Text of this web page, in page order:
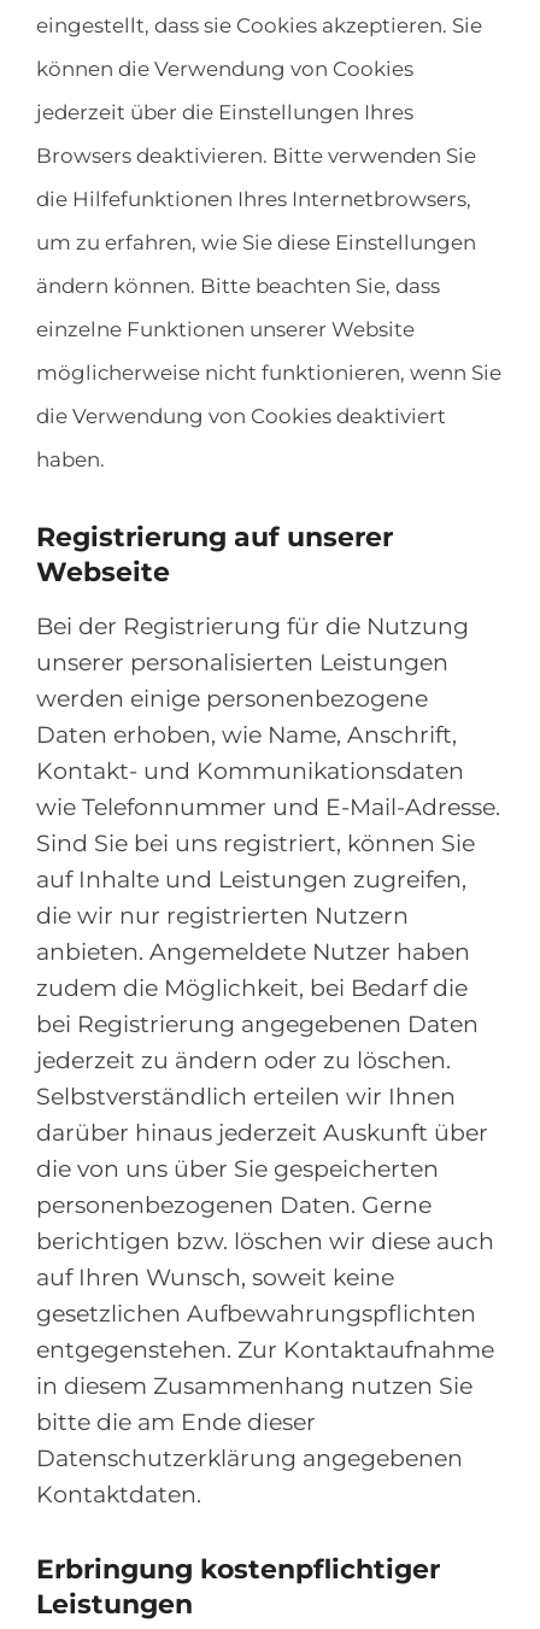
eingestellt, dass sie Cookies akzeptieren. Sie
können die Verwendung von Cookies
jederzeit über die Einstellungen Ihres
Browsers deaktivieren. Bitte verwenden Sie
die Hilfefunktionen Ihres Internetbrowsers,
um zu erfahren, wie Sie diese Einstellungen
ändern können. Bitte beachten Sie, dass
einzelne Funktionen unserer Website
möglicherweise nicht funktionieren, wenn Sie
die Verwendung von Cookies deaktiviert
haben.
Registrierung auf unserer
Webseite
Bei der Registrierung für die Nutzung
unserer personalisierten Leistungen
werden einige personenbezogene
Daten erhoben, wie Name, Anschrift,
Kontakt- und Kommunikationsdaten
wie Telefonnummer und E-Mail-Adresse.
Sind Sie bei uns registriert, können Sie
auf Inhalte und Leistungen zugreifen,
die wir nur registrierten Nutzern
anbieten. Angemeldete Nutzer haben
zudem die Möglichkeit, bei Bedarf die
bei Registrierung angegebenen Daten
jederzeit zu ändern oder zu löschen.
Selbstverständlich erteilen wir Ihnen
darüber hinaus jederzeit Auskunft über
die von uns über Sie gespeicherten
personenbezogenen Daten. Gerne
berichtigen bzw. löschen wir diese auch
auf Ihren Wunsch, soweit keine
gesetzlichen Aufbewahrungspflichten
entgegenstehen. Zur Kontaktaufnahme
in diesem Zusammenhang nutzen Sie
bitte die am Ende dieser
Datenschutzerklärung angegebenen
Kontaktdaten.
Erbringung kostenpflichtiger
Leistungen